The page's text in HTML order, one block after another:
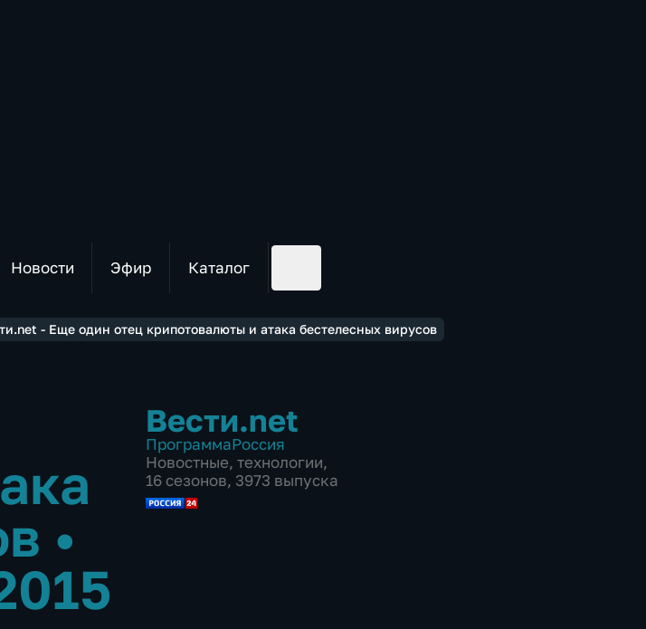
Новости Эфир Каталог
- Еще один отец крипотовалюты и атака бестелесных вирусов
•
Вести.net
ПрограммаРоссия
Новостные, технологии,
16 сезонов, 3973 выпуска